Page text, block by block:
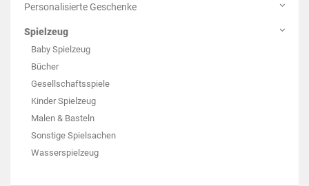
Personalisierte Geschenke
Spielzeug
Baby Spielzeug
Bücher
Gesellschaftsspiele
Kinder Spielzeug
Malen & Basteln
Sonstige Spielsachen
Wasserspielzeug